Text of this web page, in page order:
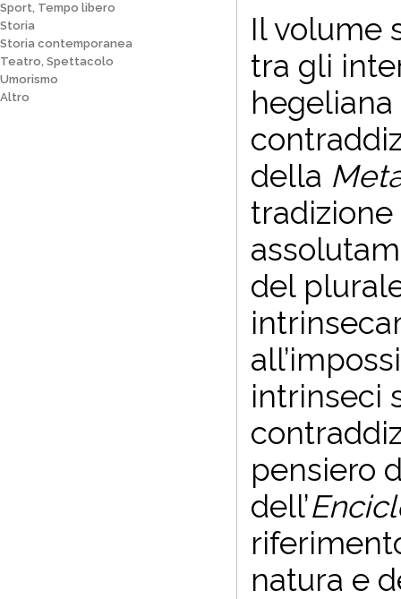
Sport, Tempo libero
Storia
Storia contemporanea
Teatro, Spettacolo
Umorismo
Altro
Il volume
tra gli
della
del
intrinseci
pensiero
dell’
natura e